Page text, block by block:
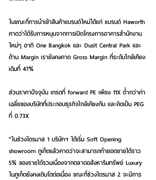
ในขณะที่การนำเข้าสินค้าแบรนด์ใหม่ได้แก่ แบรนด์ Haworth
คาดว่าได้รับการหนุนจากการเปิดโครงการอาคารสำนักงาน
ใหม่ๆ อาทิ One Bangkok และ Dusit Central Park และ
ด้าน Margin เรายังคงคาด Gross Margin ที่ระดับใกล้เคียง
เดิมที่ 47%
ส่วนราคาปัจจุบัน เทรดที่ forward PE เพียง 11X ต่ำกว่าค่า
เฉลี่ยของบริษัทที่ประกอบธุรกิจใกล้เคียงกัน และคิดเป็น PEG
ที่ 0.73X
"ในช่วงไตรมาส 1 บริษัทฯ ได้เริ่ม Soft Opening
showroom ภูเก็ตแล้วคาดว่าจะสามารถทำยอดขายได้ราว
5% ของรายได้รวมเนื่องจากตลาดอสังหาริมทรัพย์ Luxury
ในภูเก็ตยังคงเติบโตต่อเนื่อง ขณะที่ช่วงไตรมาส 2 จะมีการ